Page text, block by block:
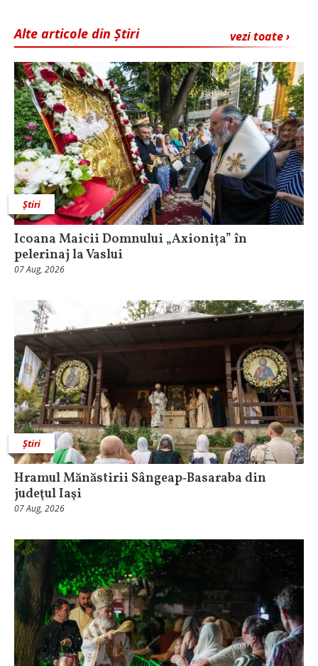
vezi toate ›
Alte articole din Știri
Știri
Icoana Maicii Domnului „Axionița” în
pelerinaj la Vaslui
07 Aug, 2026
Știri
Hramul Mănăstirii Sângeap‑Basaraba din
judeţul Iaşi
07 Aug, 2026